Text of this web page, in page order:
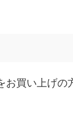
買い上げ